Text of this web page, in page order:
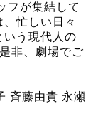
フが集結して
忙しい日々
いう現代人の
非、劇場でご
斉藤由貴 永瀬